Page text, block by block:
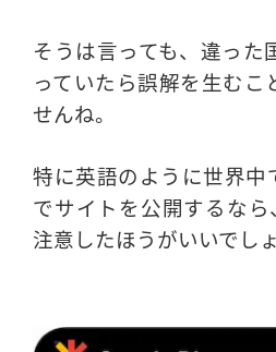
そうは言っても、違った
っていたら誤解を生むこ
せんね。
特に英語のように世界中
でサイトを公開するな
注意したほうがいいでしょ